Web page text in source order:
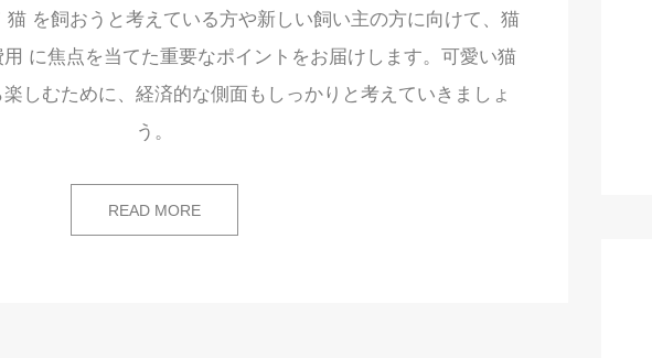
を飼おうと考えている方や新しい飼い主の方に向けて、猫
に焦点を当てた重要なポイントをお届けします。可愛い猫
しむために、経済的な側面もしっかりと考えていきましょ
う。
READ MORE